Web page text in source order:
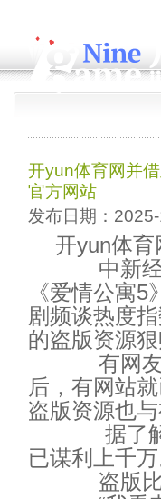
开yun体育网并
官方网站
发布日期：
开yun体育
中新经
《爱情公寓
剧频谈热度
的盗版资源狠
有网友
后，有网站
盗版资源也
据了解
已谋利上千
盗版比